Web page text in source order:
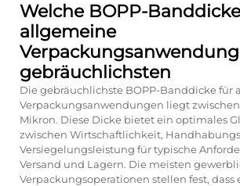
Welche BOPP-
allgemeine
gebräuchlichsten
Die gebräuchlichste BOPP-Banddicke für
Verpackungsanwendungen liegt
Mikron. Diese Dicke bietet ein optimales
zwischen Wirtschaftlichkeit,
Versiegelungsleistung für typische
Versand und Lagern. Die meisten
Verpackungsoperationen stellen fest, dass